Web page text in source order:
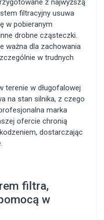
z najwyższą
filtracyjny usuwa
w pobieranym
drobne cząsteczki.
ważna dla zachowania
w trudnych
terenie w długofalowej
na stan silnika, z czego
marka
ofercie chronią
dostarczając
filtra,
w